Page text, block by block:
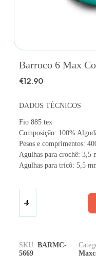
Barroco 6 Max
€12.90
DADOS TÉCNICOS
Fio 885 tex
Composição: 100%
Pesos e comprimentos:
Agulhas para crochê: 3,5
Agulhas para tricô: 5,5
SKU: BARMC-
5669